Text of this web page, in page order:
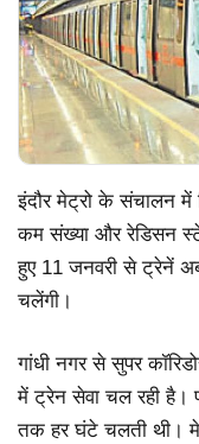
इंदौर मेट्रो के संचालन में
कम संख्या और रेडिसन
हुए 11 जनवरी से ट्रेनें
चलेंगी।
गांधी नगर से सुपर
में ट्रेन सेवा चल रही है।
तक हर घंटे चलती थी।